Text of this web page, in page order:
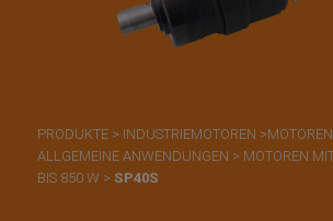
PRODUKTE > INDUSTRIEMOTOREN >
ALLGEMEINE ANWENDUNGEN > MOTOREN
BIS 850 W > SP40S